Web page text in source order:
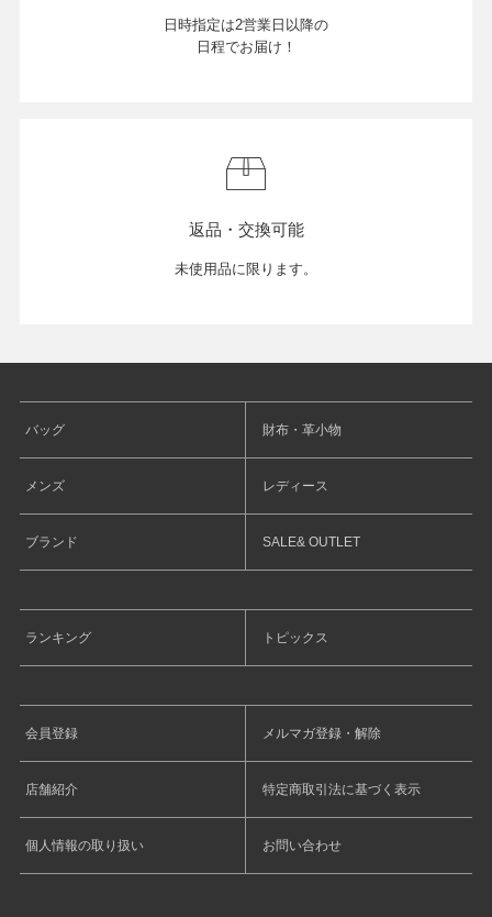
日時指定は2営業日以降の
日程でお届け！
返品・交換可能
未使用品に限ります。
バッグ 財布・革小物
メンズ レディース
ブランド SALE& OUTLET
ランキング トピックス
会員登録 メルマガ登録・解除
店舗紹介 特定商取引法に基づく表示
個人情報の取り扱い お問い合わせ